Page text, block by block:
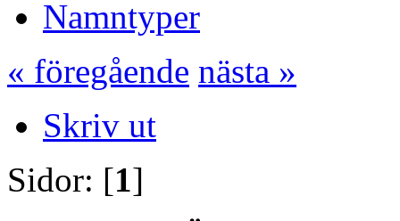
Namntyper
« föregående nästa »
Skriv ut
Sidor: [1]